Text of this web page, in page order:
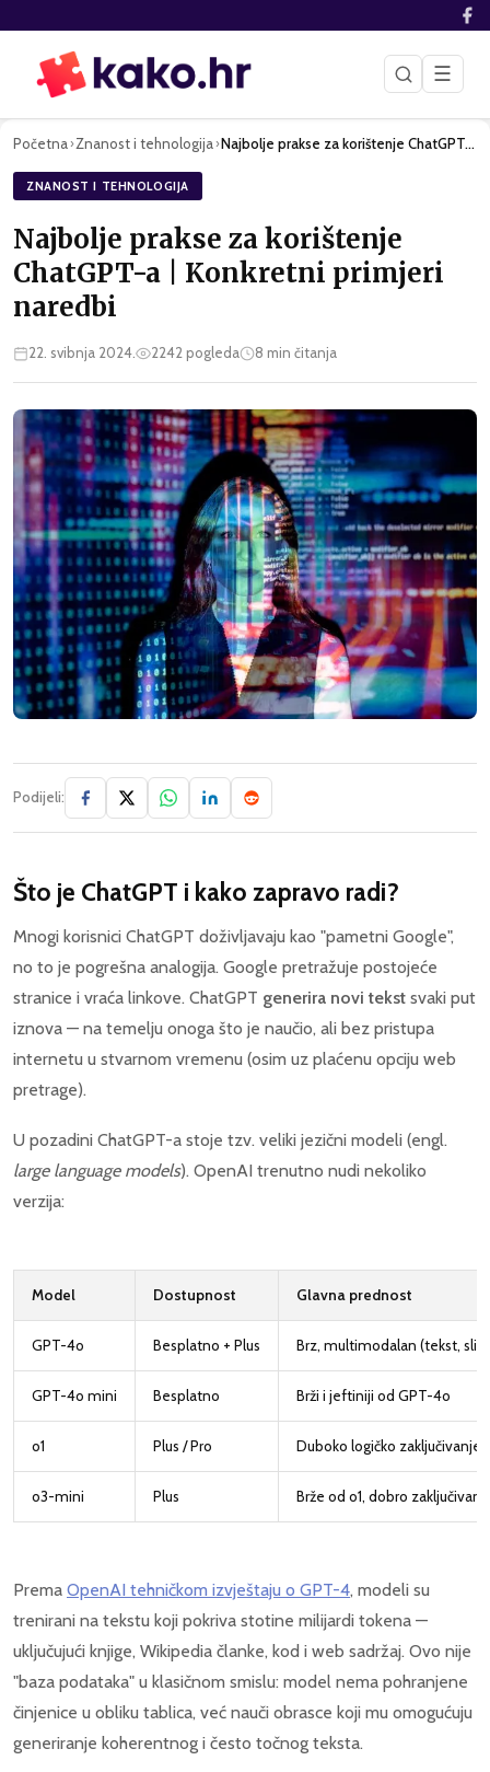
☰
Početna›Znanost i tehnologija› Najbolje prakse za korištenje ChatGPT-a | Konkretni primjeri…
ZNANOST I TEHNOLOGIJA
Najbolje prakse za korištenje
ChatGPT-a | Konkretni primjeri
naredbi
22. svibnja 2024. 2242pogleda 8 min čitanja
Podijeli:
Što je ChatGPT i kako zapravo radi?
Mnogi korisnici ChatGPT doživljavaju kao "pametni Google",
no to je pogrešna analogija. Google pretražuje postojeće
stranice i vraća linkove. ChatGPT generira novi tekst svaki put
iznova — na temelju onoga što je naučio, ali bez pristupa
internetu u stvarnom vremenu (osim uz plaćenu opciju web
pretrage).
U pozadini ChatGPT-a stoje tzv. veliki jezični modeli (engl.
large language models). OpenAI trenutno nudi nekoliko
verzija:
Model Dostupnost Glavna prednost
GPT-4o Besplatno + Plus Brz, multimodalan (tekst,
GPT-4o mini Besplatno Brži i jeftiniji od GPT-4o
o1 Plus / Pro Duboko logičko zaključivanje
o3-mini Plus Brže od o1, dobro
Prema OpenAI tehničkom izvještaju o GPT-4, modeli su
trenirani na tekstu koji pokriva stotine milijardi tokena —
uključujući knjige, Wikipedia članke, kod i web sadržaj. Ovo nije
"baza podataka" u klasičnom smislu: model nema pohranjene
činjenice u obliku tablica, već nauči obrasce koji mu omogućuju
generiranje koherentnog i često točnog teksta.